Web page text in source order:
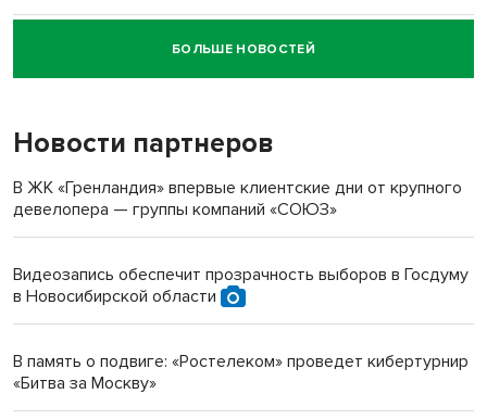
Новосибирский суд наказал водителя за смерть
пенсионерки на вокзале
«Мы живём на пастбище!»: в новосибирском селе лошади
терроризируют жителей
Новосибирский преподаватель с женой вошли в топ-16
БОЛЬШЕ НОВОСТЕЙ
Новости партнеров
В ЖК «Гренландия» впервые клиентские дни от крупного
девелопера — группы компаний «СОЮЗ»
Видеозапись обеспечит прозрачность выборов в Госдуму
в Новосибирской области
В память о подвиге: «Ростелеком» проведет кибертурнир
«Битва за Москву»